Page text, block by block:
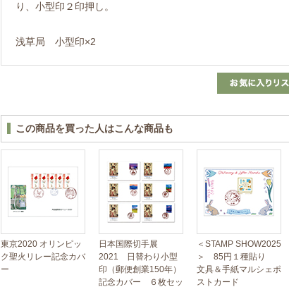
り、小型印２印押し。
浅草局 小型印×2
この商品を買った人はこんな商品も
東京2020 オリンピッ
ク聖火リレー記念カバ
ー
日本国際切手展
2021 日替わり小型
印（郵便創業150年）
記念カバー ６枚セッ
＜STAMP SHOW2025
＞ 85円１種貼り
文具＆手紙マルシェポ
ストカード